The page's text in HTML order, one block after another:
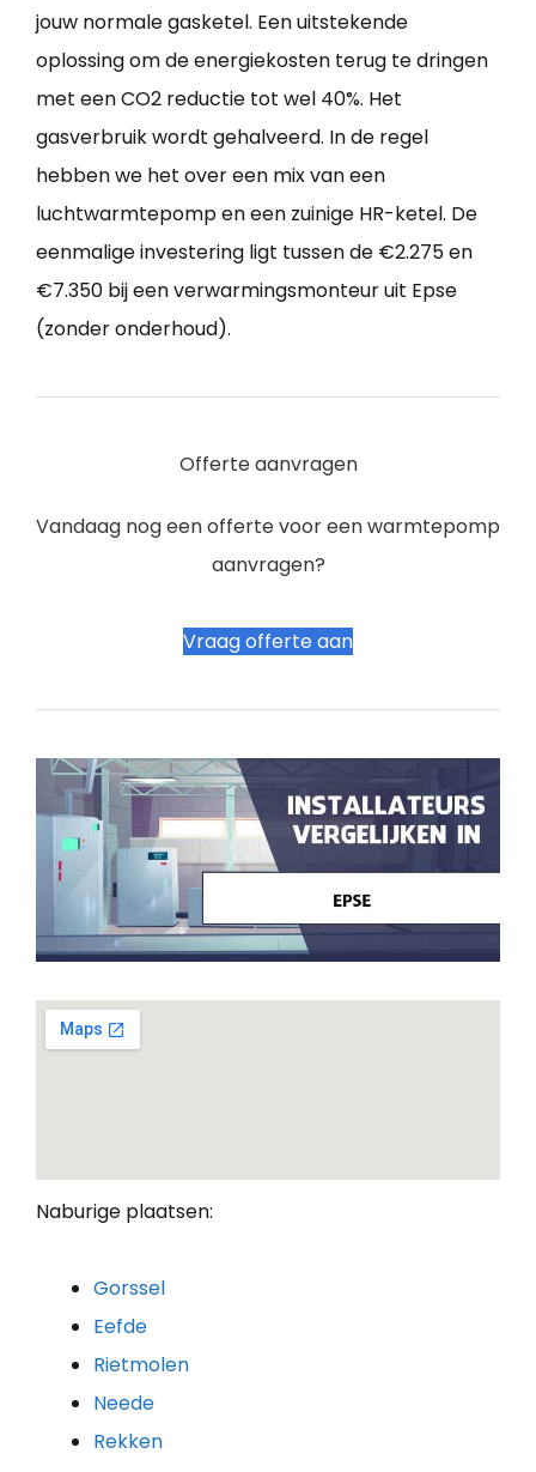
jouw normale gasketel. Een uitstekende
oplossing om de energiekosten terug te dringen
met een CO2 reductie tot wel 40%. Het
gasverbruik wordt gehalveerd. In de regel
hebben we het over een mix van een
luchtwarmtepomp en een zuinige HR-ketel. De
eenmalige investering ligt tussen de €2.275 en
€7.350 bij een verwarmingsmonteur uit Epse
(zonder onderhoud).
Offerte aanvragen
Vandaag nog een offerte voor een warmtepomp
aanvragen?
Vraag offerte aan
Naburige plaatsen:
Gorssel
Eefde
Rietmolen
Neede
Rekken